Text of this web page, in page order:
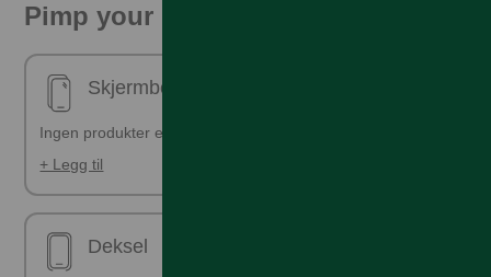
Pimp your phone!
Skjermbeskyttelse - ferdig påsatt
Ingen produkter er valgt
+ Legg til
Deksel